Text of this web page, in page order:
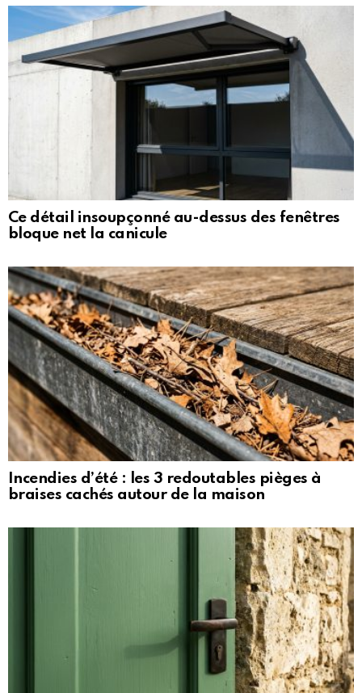
Ce détail insoupçonné au-dessus des fenêtres
bloque net la canicule
Incendies d’été : les 3 redoutables pièges à
braises cachés autour de la maison